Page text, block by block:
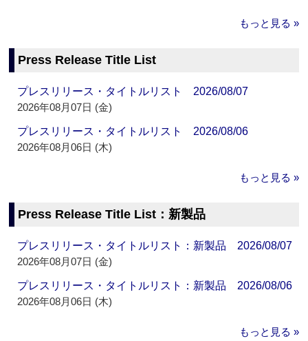
もっと見る »
Press Release Title List
プレスリリース・タイトルリスト 2026/08/07
2026年08月07日 (金)
プレスリリース・タイトルリスト 2026/08/06
2026年08月06日 (木)
もっと見る »
Press Release Title List：新製品
プレスリリース・タイトルリスト：新製品 2026/08/07
2026年08月07日 (金)
プレスリリース・タイトルリスト：新製品 2026/08/06
2026年08月06日 (木)
もっと見る »